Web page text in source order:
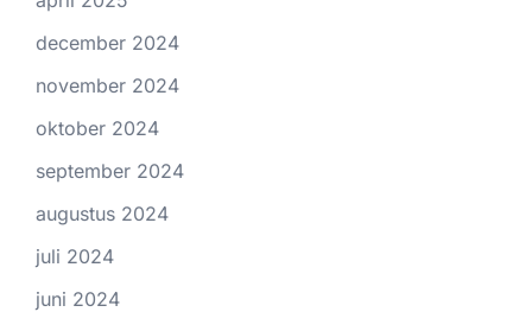
december 2024
november 2024
oktober 2024
september 2024
augustus 2024
juli 2024
juni 2024